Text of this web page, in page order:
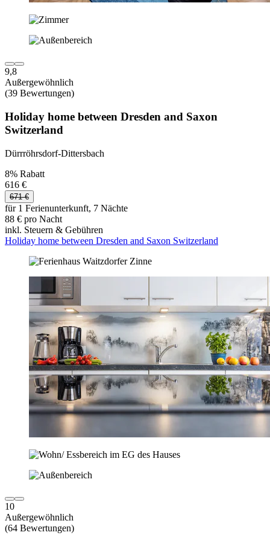
9,8
Außergewöhnlich
(39 Bewertungen)
Holiday home between Dresden and Saxon
Switzerland
Dürrröhrsdorf-Dittersbach
8% Rabatt
616 €
671 €
für 1 Ferienunterkunft, 7 Nächte
88 € pro Nacht
inkl. Steuern & Gebühren
Holiday home between Dresden and Saxon Switzerland
10
Außergewöhnlich
(64 Bewertungen)